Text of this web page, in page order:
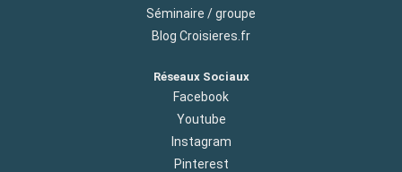
Séminaire / groupe
Blog Croisieres.fr
Réseaux Sociaux
Facebook
Youtube
Instagram
Pinterest